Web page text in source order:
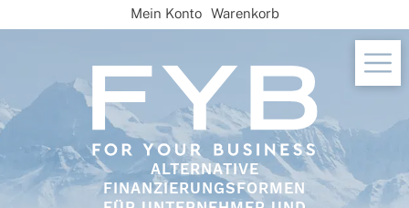
to
ALTERNATIVE
FINANZIERUNGSFORMEN
Mein Konto Warenkorb